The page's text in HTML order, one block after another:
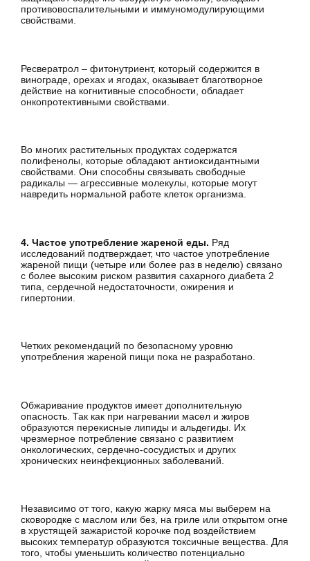
противовоспалительными и иммуномодулирующими
свойствами.
Ресвератрол – фитонутриент, который содержится в
винограде, орехах и ягодах, оказывает благотворное
действие на когнитивные способности, обладает
онкопротективными свойствами.
Во многих растительных продуктах содержатся
полифенолы, которые обладают антиоксидантными
свойствами. Они способны связывать свободные
радикалы — агрессивные молекулы, которые могут
навредить нормальной работе клеток организма.
4. Частое употребление жареной еды. Ряд
исследований подтверждает, что частое употребление
жареной пищи (четыре или более раз в неделю) связано
с более высоким риском развития сахарного диабета 2
типа, сердечной недостаточности, ожирения и
гипертонии.
Четких рекомендаций по безопасному уровню
употребления жареной пищи пока не разработано.
Обжаривание продуктов имеет дополнительную
опасность. Так как при нагревании масел и жиров
образуются перекисные липиды и альдегиды. Их
чрезмерное потребление связано с развитием
онкологических, сердечно-сосудистых и других
хронических неинфекционных заболеваний.
Независимо от того, какую жарку мяса мы выберем на
сковородке с маслом или без, на гриле или открытом огне
в хрустящей зажаристой корочке под воздействием
высоких температур образуются токсичные вещества. Для
того, чтобы уменьшить количество потенциально